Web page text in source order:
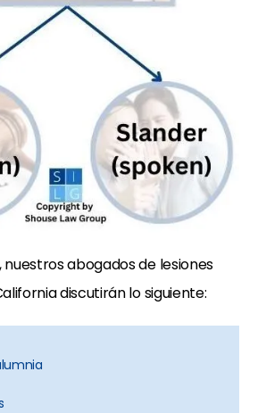
abogados de lesiones
discutirán lo siguiente: